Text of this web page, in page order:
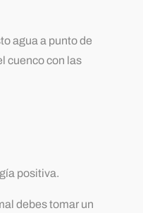
agua a punto de
cuenco con las
positiva.
debes tomar un